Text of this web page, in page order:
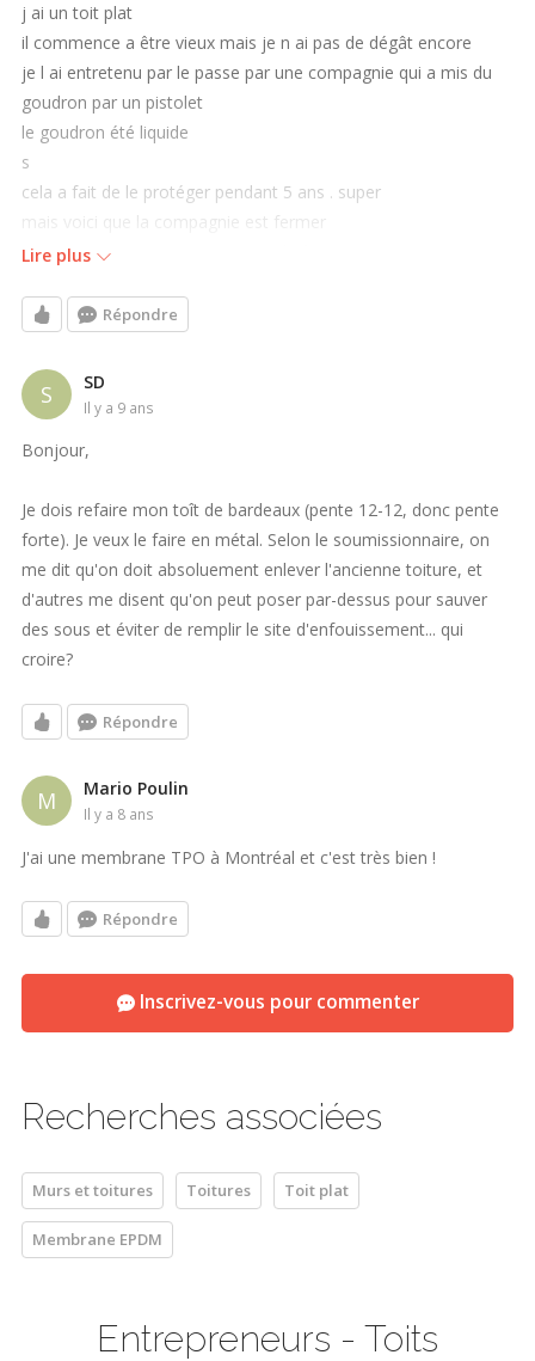
j ai un toit plat
il commence a être vieux mais je n ai pas de dégât encore
je l ai entretenu par le passe par une compagnie qui a mis du
goudron par un pistolet
le goudron été liquide
s
cela a fait de le protéger pendant 5 ans . super
mais voici que la compagnie est fermer
j aimerais en trouver un autre qui le fait
merci
Lire plus
Répondre
S SD
il y a 9 ans
Bonjour,
Je dois refaire mon toît de bardeaux (pente 12-12, donc pente
forte). Je veux le faire en métal. Selon le soumissionnaire, on
me dit qu'on doit absoluement enlever l'ancienne toiture, et
d'autres me disent qu'on peut poser par-dessus pour sauver
des sous et éviter de remplir le site d'enfouissement... qui
croire?
Répondre
M Mario Poulin
il y a 8 ans
J'ai une membrane TPO à Montréal et c'est très bien !
Répondre
Inscrivez-vous pour commenter
Recherches associées
Murs et toitures Toitures Toit plat
Membrane EPDM
Entrepreneurs - Toits